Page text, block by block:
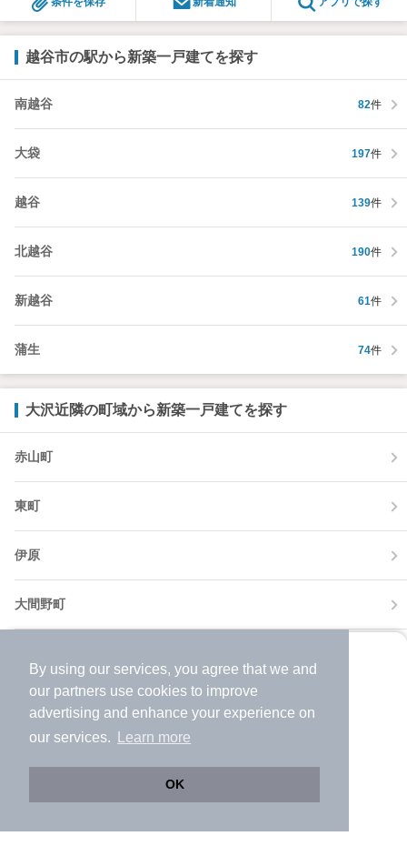
By using our services, you agree that we and
our partners use cookies to improve
advertising and enhance your experience on
our services.
Learn more
OK
より使いやすくなった
アプリで物件探ししませんか？
サクサク動く地図で物件検索
越谷市の駅から新築一戸建てを探す
南越谷 82件
大袋 197件
越谷 139件
北越谷 190件
新越谷 61件
蒲生 74件
大沢近隣の町域から新築一戸建てを探す
赤山町
東町
伊原
大間野町